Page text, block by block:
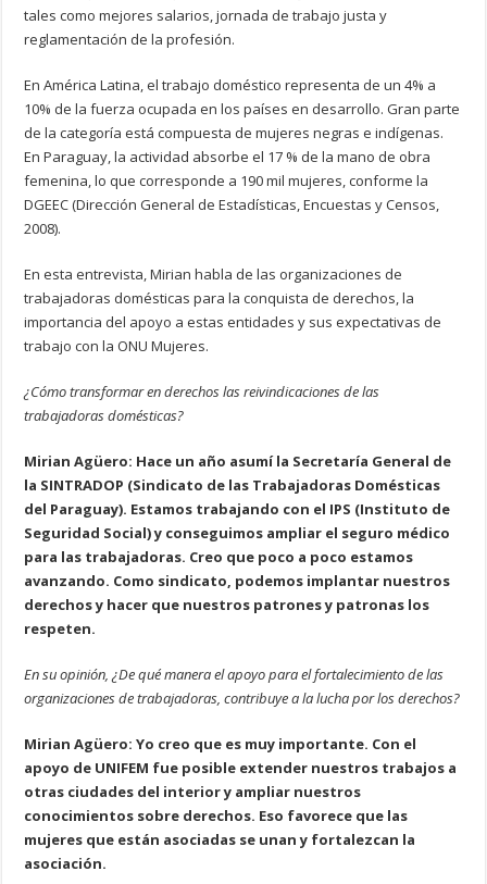
tales como mejores salarios, jornada de trabajo justa y
reglamentación de la profesión.
En América Latina, el trabajo doméstico representa de un 4% a
10% de la fuerza ocupada en los países en desarrollo. Gran parte
de la categoría está compuesta de mujeres negras e indígenas.
En Paraguay, la actividad absorbe el 17 % de la mano de obra
femenina, lo que corresponde a 190 mil mujeres, conforme la
DGEEC (Dirección General de Estadísticas, Encuestas y Censos,
2008).
En esta entrevista, Mirian habla de las organizaciones de
trabajadoras domésticas para la conquista de derechos, la
importancia del apoyo a estas entidades y sus expectativas de
trabajo con la ONU Mujeres.
¿Cómo transformar en derechos las reivindicaciones de las
trabajadoras domésticas?
Mirian Agüero: Hace un año asumí la Secretaría General de
la SINTRADOP (Sindicato de las Trabajadoras Domésticas
del Paraguay). Estamos trabajando con el IPS (Instituto de
Seguridad Social) y conseguimos ampliar el seguro médico
para las trabajadoras. Creo que poco a poco estamos
avanzando. Como sindicato, podemos implantar nuestros
derechos y hacer que nuestros patrones y patronas los
respeten.
En su opinión, ¿De qué manera el apoyo para el fortalecimiento de las
organizaciones de trabajadoras, contribuye a la lucha por los derechos?
Mirian Agüero: Yo creo que es muy importante. Con el
apoyo de UNIFEM fue posible extender nuestros trabajos a
otras ciudades del interior y ampliar nuestros
conocimientos sobre derechos. Eso favorece que las
mujeres que están asociadas se unan y fortalezcan la
asociación.